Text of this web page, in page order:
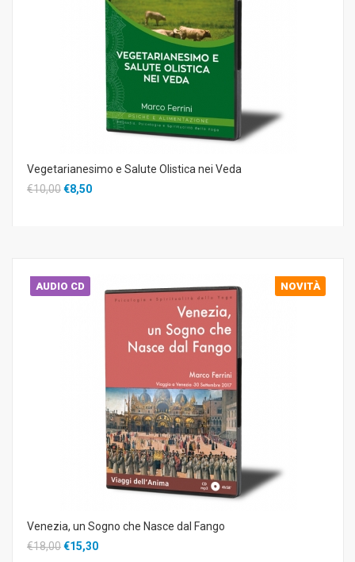
Vegetarianesimo e Salute Olistica nei Veda
€10,00€8,50
AUDIO CD NOVITÀ
Venezia, un Sogno che Nasce dal Fango
€18,00€15,30